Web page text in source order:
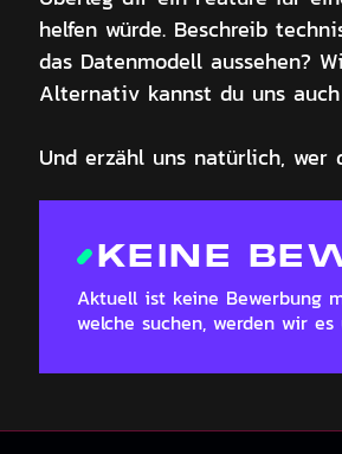
helfen würde. Beschreib
das Datenmodell aussehen?
Alternativ kannst du uns
Und erzähl uns natürlich,
KEINE
Aktuell ist keine Bewerbung
welche suchen, werden wir